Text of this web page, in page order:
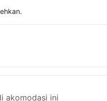
akomodasi ini